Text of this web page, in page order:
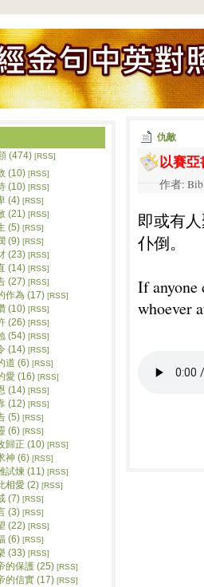
仇敵
以賽
作者:
即或有
仆倒。
If anyone
whoever
(474) [RSS]
(10) [RSS]
(10) [RSS]
(4) [RSS]
(21) [RSS]
(5) [RSS]
(9) [RSS]
(23) [RSS]
(14) [RSS]
(27) [RSS]
作為 (17) [RSS]
(10) [RSS]
(26) [RSS]
(54) [RSS]
(14) [RSS]
道 (6) [RSS]
愛 (16) [RSS]
(14) [RSS]
(12) [RSS]
(5) [RSS]
(6) [RSS]
歸正 (10) [RSS]
神 (6) [RSS]
試煉 (11) [RSS]
相愛 (2) [RSS]
(7) [RSS]
(3) [RSS]
(22) [RSS]
(6) [RSS]
(33) [RSS]
的保護 (25) [RSS]
的信實 (17) [RSS]